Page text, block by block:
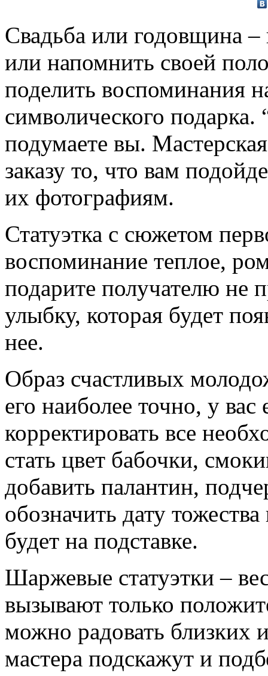
Свадьба или годовщина –
или напомнить своей
поделить воспоминания
символического подарка.
подумаете вы.
заказу то, что вам
их фотографиям.
Статуэтка с сюжетом
воспоминание теплое,
подарите получателю не
улыбку, которая будет
нее.
Образ счастливых
его наиболее точно, у
корректировать все
стать цвет бабочки,
добавить палантин,
обозначить дату
будет на подставке.
Шаржевые статуэтки –
вызывают только
можно радовать близких
мастера подскажут и